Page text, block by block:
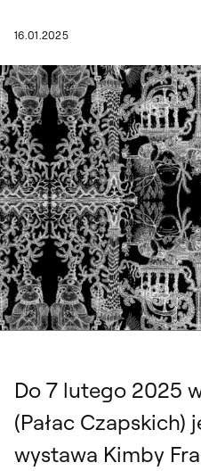
16.01.2025
2025. KONKURS DLA MIŁOŚNIKÓW
Kimba Frances Kerner "Miraże"
Do 7 lutego 2025
(Pałac
wystawa Kimby